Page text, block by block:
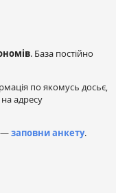
. База постійно
по якомусь досьє,
адресу
—заповни анкету.